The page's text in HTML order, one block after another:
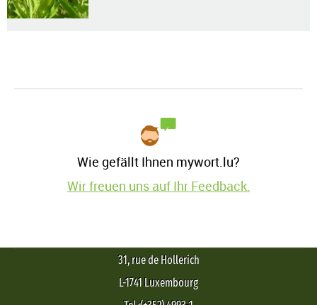
Wie gefällt Ihnen mywort.lu?
Wir freuen uns auf Ihr Feedback.
31, rue de Hollerich
L-1741 Luxembourg